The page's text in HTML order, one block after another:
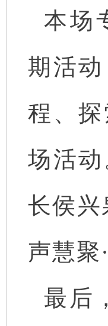
本场
期活
程、
场活
长侯兴
声慧聚
最后